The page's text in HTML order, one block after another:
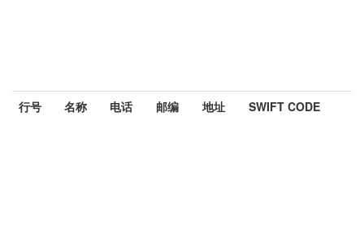
行号 名称 电话 邮编 地址 SWIFT CODE